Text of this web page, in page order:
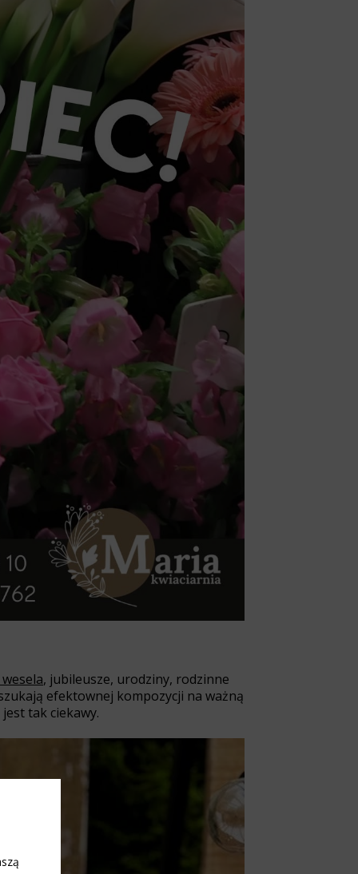
, jubileusze, urodziny, rodzinne
efektownej kompozycji na ważną
tak ciekawy.